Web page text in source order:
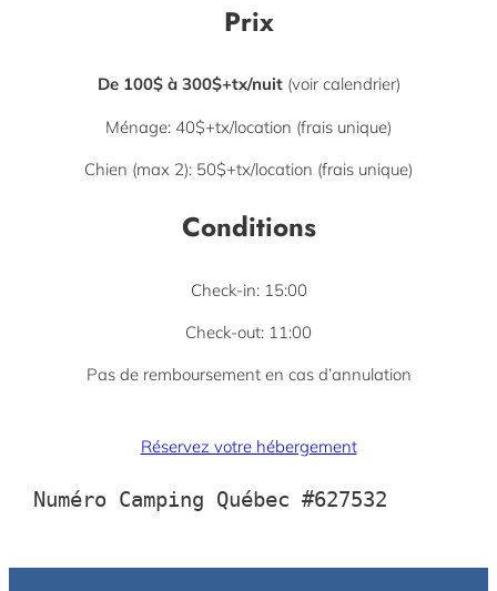
Prix
De 100$ à 300$+tx/nuit(voir calendrier)
Ménage: 40$+tx/location (frais unique)
Chien (max 2): 50$+tx/location (frais unique)
Conditions
Check-in: 15:00
Check-out: 11:00
Pas de remboursement en cas d’annulation
Réservez votre hébergement
Numéro Camping Québec #627532